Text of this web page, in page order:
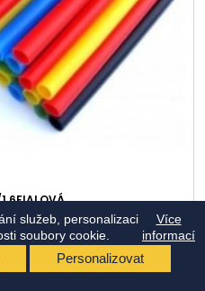
služeb, personalizaci
soubory cookie.
Více
informací
Personalizovat
3,2/1,6 FIALOVÁ